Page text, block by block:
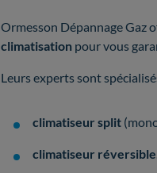
Ormesson Dépannage Gaz
climatisation pour vous
Leurs experts sont
climatiseur split
climatiseur réversible